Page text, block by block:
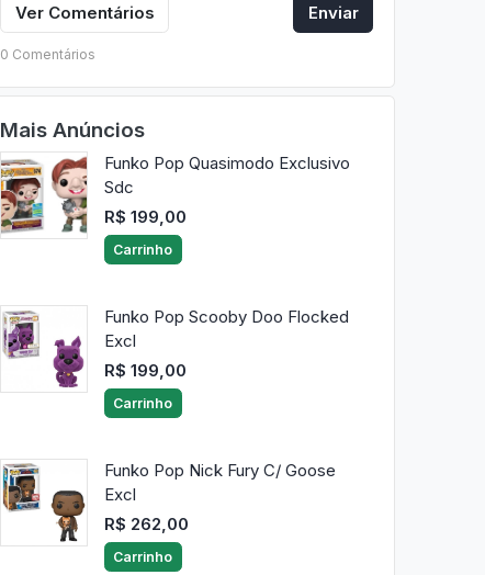
Ver Comentários Enviar
0 Comentários
Mais Anúncios
Funko Pop Quasimodo Exclusivo
Sdc
R$ 199,00
Carrinho
Funko Pop Scooby Doo Flocked
Excl
R$ 199,00
Carrinho
Funko Pop Nick Fury C/ Goose
Excl
R$ 262,00
Carrinho